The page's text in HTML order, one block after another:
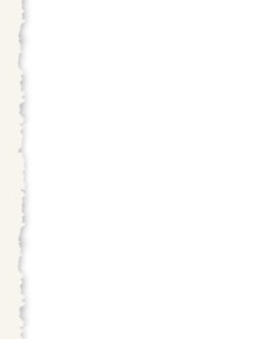
способности
веществ